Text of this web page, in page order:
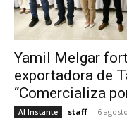
Yamil Melgar
exportadora de
“Comercializa
Al Instante staff - 6